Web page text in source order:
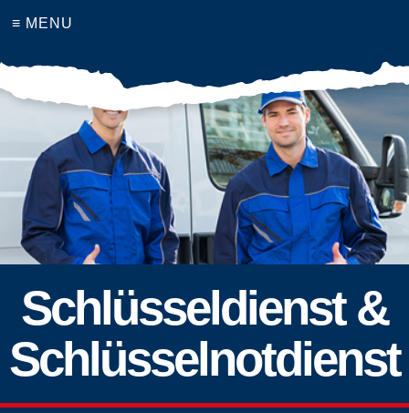
≡ MENU
Schlüsseldienst &
Schlüsselnotdienst